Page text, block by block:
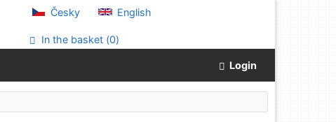
Česky English
In the basket (0)
Login